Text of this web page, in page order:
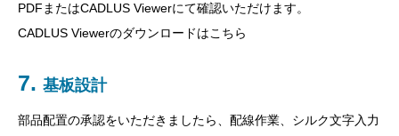
PDFまたはCADLUS Viewerにて確認いただけます。
CADLUS Viewerのダウンロードはこちら
基板設計
部品配置の承認をいただきましたら、配線作業、シルク文字入力